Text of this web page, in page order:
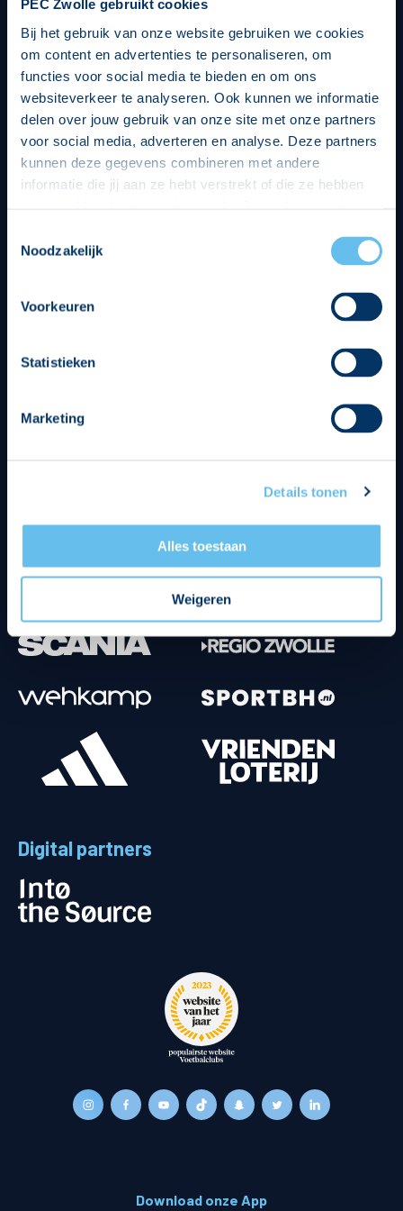
PEC Zwolle gebruikt cookies
Bij het gebruik van onze website gebruiken we cookies
om content en advertenties te personaliseren, om
functies voor social media te bieden en om ons
websiteverkeer te analyseren. Ook kunnen we informatie
delen over jouw gebruik van onze site met onze partners
voor social media, adverteren en analyse. Deze partners
kunnen deze gegevens combineren met andere
informatie die jij aan ze hebt verstrekt of die ze hebben
op een veilige en integere wijze. Je kunt je toestemming
beheren op de privacy- en cookieverklaring pagina.
Noodzakelijk
Voorkeuren
Statistieken
Marketing
Details tonen
Alles toestaan
Weigeren
Digital partners
Download onze App